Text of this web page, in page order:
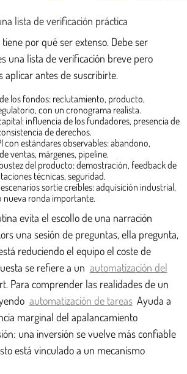
lista de verificación práctica
por qué ser extenso. Debe ser
una lista de verificación breve pero
aplicar antes de suscribirte.
los fondos: reclutamiento, producto,
con un cronograma realista.
influencia de los fundadores, presencia de
de derechos.
con estándares observables: abandono,
ventas, márgenes, pipeline.
del producto: demostración, feedback de
técnicas, seguridad.
sortie creíbles: adquisición industrial,
nueva ronda importante.
evita el escollo de una narración
una sesión de preguntas, ella pregunta,
reduciendo el equipo el coste de
se refiere a un automatización del
Para comprender las realidades de un
automatización de tareas Ayuda a
marginal del apalancamiento
una inversión se vuelve más confiable
está vinculado a un mecanismo